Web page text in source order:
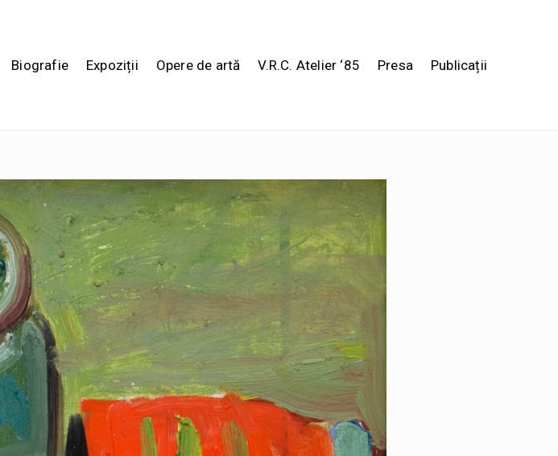
Biografie Expoziții Opere de artă V.R.C. Atelier ‘85 Presa Publicații